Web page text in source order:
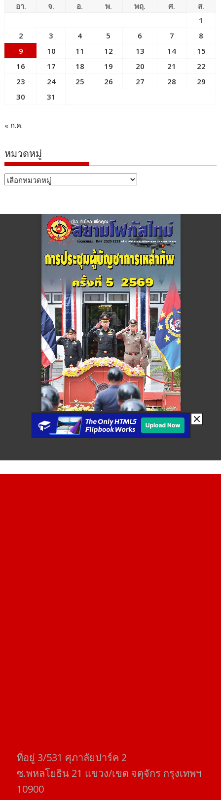
อา. จ. อ. พ. พฤ. ศ.
ส.
1
2
3 4 5 6 7
8
9
10 11 12 13 14
15
16
17 18 19 20 21
22
23
24 25 26 27 28
29
30
31
« ก.ค.
หมวดหมู่
หมวด
ที่อยู่​ 3/531​ ศุภาลัยปาร์ค​ 2
ซ.พหลโยธิน​ 21​ แขวง/เขต​ จตุจักร​ กรุงเทพฯ
10900